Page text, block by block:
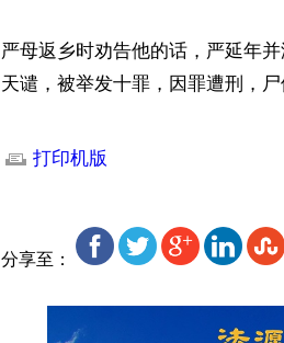
严母返乡时劝告他的话，严延年
天谴，被举发十罪，因罪遭刑，
打印机版
分享至：